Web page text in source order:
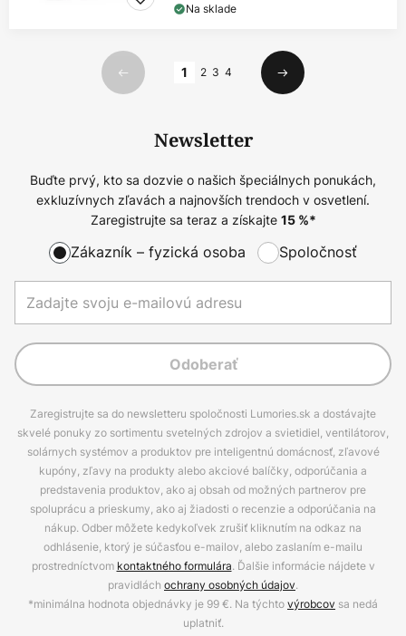
Na sklade
Predchádzajúci
1 2 3 4
Ďalší
Newsletter
Buďte prvý, kto sa dozvie o našich špeciálnych ponukách,
exkluzívnych zľavách a najnovších trendoch v osvetlení.
Zaregistrujte sa teraz a získajte 15%*
Zákazník – fyzická osoba Spoločnosť
Odoberať
Zaregistrujte sa do newsletteru spoločnosti Lumories.sk a dostávajte
skvelé ponuky zo sortimentu svetelných zdrojov a svietidiel, ventilátorov,
solárnych systémov a produktov pre inteligentnú domácnosť, zľavové
kupóny, zľavy na produkty alebo akciové balíčky, odporúčania a
predstavenia produktov, ako aj obsah od možných partnerov pre
spoluprácu a prieskumy, ako aj žiadosti o recenzie a odporúčania na
nákup. Odber môžete kedykoľvek zrušiť kliknutím na odkaz na
odhlásenie, ktorý je súčasťou e-mailov, alebo zaslaním e-mailu
prostredníctvom kontaktného formulára. Ďalšie informácie nájdete v
pravidlách ochrany osobných údajov.
*minimálna hodnota objednávky je 99 €. Na týchtovýrobcov sa nedá
uplatniť.